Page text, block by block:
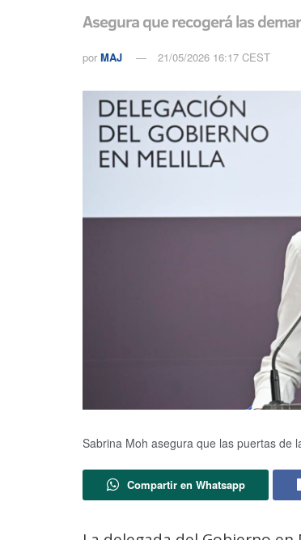
Asegura que recogerá las
por MAJ 21/05/2026 16:17 CEST
Sabrina Moh asegura que las puertas de
Compartir en Whatsapp